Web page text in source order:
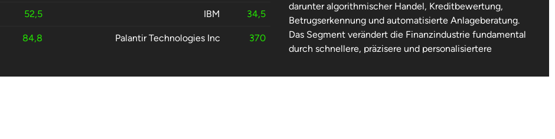
52,5 IBM 34,5
84,8 Palantir Technologies Inc 370
darunter algorithmischer Handel, Kreditbewertung,
Betrugserkennung und automatisierte Anlageberatung.
Das Segment verändert die Finanzindustrie fundamental
durch schnellere, präzisere und personalisiertere
von KI-Entscheidungen sind wichtige